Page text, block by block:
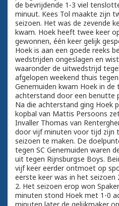
de bevrijdende 1-3 viel
minuut. Kees Tol maakte zijn
seizoen. Het was de zevende
kwam. Hoek heeft twee keer
gewonnen, één keer gelijk
Hoek is aan een goede reeks
wedstrijden ongeslagen en
waaronder de uitwedstrijd
afgelopen weekend thuis tegen
Genemuiden kwam Hoek in
achterstand door een benutte
Na die achterstand ging Hoek
kopbal van Mattis Persoons
Invaller Thomas van
door vijf minuten voor tijd zijn
seizoen te maken. De
tegen SC Genemuiden waren
uit tegen Rijnsburgse Boys.
vijf keer eerder ontmoet op
eerste keer was in het
2. Het seizoen erop won
minuten stond Hoek met 1-0